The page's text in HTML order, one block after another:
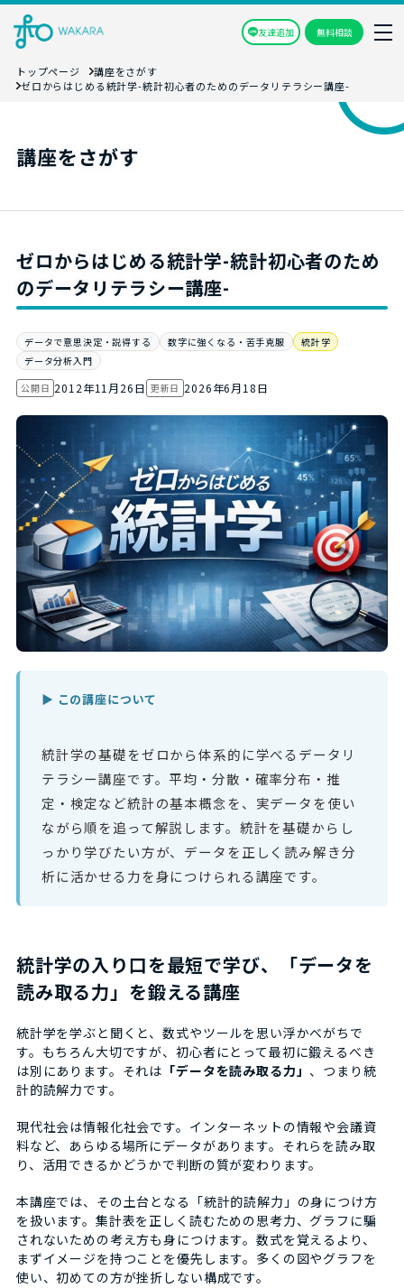
友達追加 無料相談
トップページ
講座をさがす
ゼロからはじめる統計学-統計初心者のためのデータリテラシー講座-
講座をさがす
ゼロからはじめる統計学-統計初心者のため
のデータリテラシー講座-
データで意思決定・説得する 数字に強くなる・苦手克服
統計学
データ分析入門
公開日 2012年11月26日 更新日 2026年6月18日
▶ この講座について
統計学の基礎をゼロから体系的に学べるデータリ
テラシー講座です。平均・分散・確率分布・推
定・検定など統計の基本概念を、実データを使い
ながら順を追って解説します。統計を基礎からし
っかり学びたい方が、データを正しく読み解き分
析に活かせる力を身につけられる講座です。
統計学の入り口を最短で学び、「データを
読み取る力」を鍛える講座
統計学を学ぶと聞くと、数式やツールを思い浮かべがちで
す。もちろん大切ですが、初心者にとって最初に鍛えるべき
は別にあります。それは 「データを読み取る力」 、つまり統
計的読解力です。
現代社会は情報化社会です。インターネットの情報や会議資
料など、あらゆる場所にデータがあります。それらを読み取
り、活用できるかどうかで判断の質が変わります。
本講座では、その土台となる「統計的読解力」の身につけ方
を扱います。集計表を正しく読むための思考力、グラフに騙
されないための考え方も身につけます。数式を覚えるより、
まずイメージを持つことを優先します。多くの図やグラフを
使い、初めての方が挫折しない構成です。